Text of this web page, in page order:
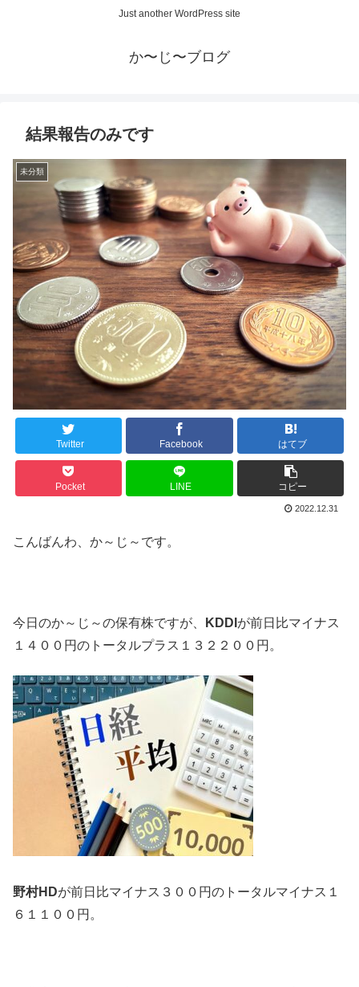
Just another WordPress site
か〜じ〜ブログ
結果報告のみです
未分類
Twitter Facebook はてブ
Pocket LINE コピー
2022.12.31
こんばんわ、か～じ～です。
今日のか～じ～の保有株ですが、 KDDI が前日比マイナス
１４００円のトータルプラス１３２２００円。
野村HDが前日比マイナス３００円のトータルマイナス１
６１１００円。